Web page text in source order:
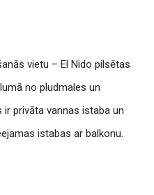
vietu – El Nido pilsētas
no pludmales un
privāta vannas istaba un
istabas ar balkonu.